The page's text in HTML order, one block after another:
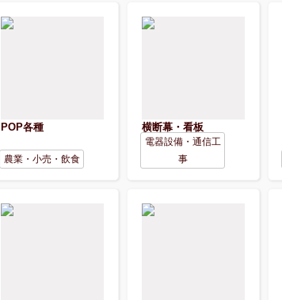
POP各種
農業・小売・飲食
横断幕・看板
電器設備・通信工
事